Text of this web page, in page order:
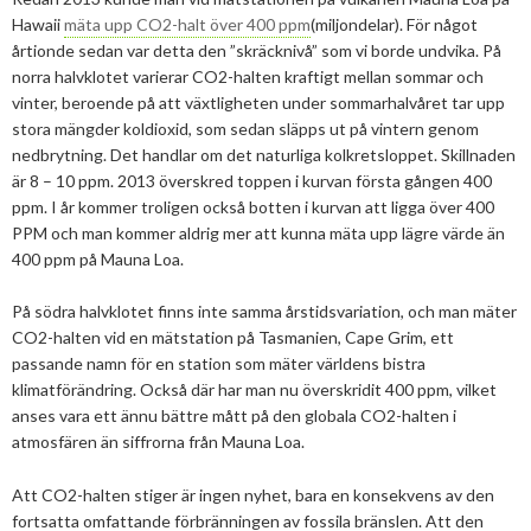
Januari
Februari
Januari
April
Januari
April
Mars
Februari
Januari
Januari
Augusti
Juni
April
Mars
Januari
September
Augusti
Juli
Juni
April
Mars
Februari
Oktober
September
Augusti
Juli
Mars
Februari
Augusti
Juni
Maj
April
Februari
Januari
2013
November
Oktober
September
Maj
April
Mars
2012
December
Oktober
Augusti
Juli
Maj
Februari
2011
December
Oktober
September
Augusti
Maj
April
2010
November
September
Mars
December
November
Augusti
Maj
April
2008
December
2007
December
Hawaiimäta upp CO2-halt över 400 ppm(miljondelar). För något
årtionde sedan var detta den ”skräcknivå” som vi borde undvika. På
norra halvklotet varierar CO2-halten kraftigt mellan sommar och
vinter, beroende på att växtligheten under sommarhalvåret tar upp
stora mängder koldioxid, som sedan släpps ut på vintern genom
nedbrytning. Det handlar om det naturliga kolkretsloppet. Skillnaden
är 8 – 10 ppm. 2013 överskred toppen i kurvan första gången 400
ppm. I år kommer troligen också botten i kurvan att ligga över 400
PPM och man kommer aldrig mer att kunna mäta upp lägre värde än
400 ppm på Mauna Loa.
På södra halvklotet finns inte samma årstidsvariation, och man mäter
CO2-halten vid en mätstation på Tasmanien, Cape Grim, ett
passande namn för en station som mäter världens bistra
klimatförändring. Också där har man nu överskridit 400 ppm, vilket
anses vara ett ännu bättre mått på den globala CO2-halten i
atmosfären än siffrorna från Mauna Loa.
Att CO2-halten stiger är ingen nyhet, bara en konsekvens av den
fortsatta omfattande förbränningen av fossila bränslen. Att den